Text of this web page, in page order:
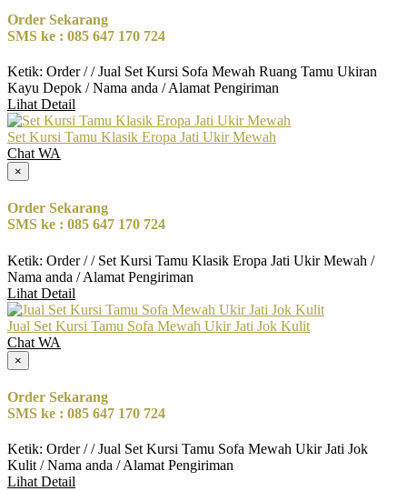
Order Sekarang
SMS ke : 085 647 170 724
Ketik: Order / / Jual Set Kursi Sofa Mewah Ruang Tamu Ukiran
Kayu Depok / Nama anda / Alamat Pengiriman
Lihat Detail
Set Kursi Tamu Klasik Eropa Jati Ukir Mewah
Chat WA
×
Order Sekarang
SMS ke : 085 647 170 724
Ketik: Order / / Set Kursi Tamu Klasik Eropa Jati Ukir Mewah /
Nama anda / Alamat Pengiriman
Lihat Detail
Jual Set Kursi Tamu Sofa Mewah Ukir Jati Jok Kulit
Chat WA
×
Order Sekarang
SMS ke : 085 647 170 724
Ketik: Order / / Jual Set Kursi Tamu Sofa Mewah Ukir Jati Jok
Kulit / Nama anda / Alamat Pengiriman
Lihat Detail